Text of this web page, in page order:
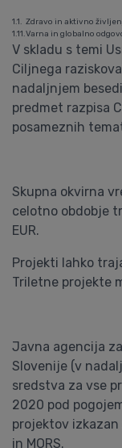
1.1. Zdravo in aktivno
1.11.Varna in globalno
V skladu s temi
Ciljnega
nadaljnjem
predmet razpisa
posameznih
Skupna okvirna
celotno obdobje
EUR.
Projekti lahko
Triletne projekte
Javna agencija
Slovenije (v
sredstva za vse
2020 pod
projektov
in MORS.